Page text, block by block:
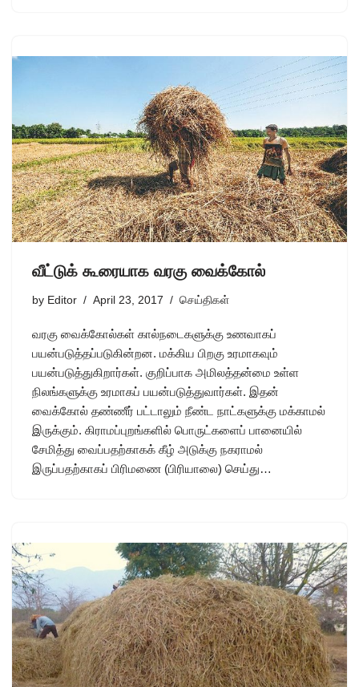
வீட்டுக் கூரையாக வரகு வைக்கோல்
by Editor April 23, 2017 செய்திகள்
வரகு வைக்கோல்கள் கால்நடைகளுக்கு உணவாகப்
பயன்படுத்தப்படுகின்றன. மக்கிய பிறகு உரமாகவும்
பயன்படுத்துகிறார்கள். குறிப்பாக அமிலத்தன்மை உள்ள
நிலங்களுக்கு உரமாகப் பயன்படுத்துவார்கள். இதன்
வைக்கோல் தண்ணீர் பட்டாலும் நீண்ட நாட்களுக்கு மக்காமல்
இருக்கும். கிராமப்புறங்களில் பொருட்களைப் பானையில்
சேமித்து வைப்பதற்காகக் கீழ் அடுக்கு நகராமல்
இருப்பதற்காகப் பிரிமணை (பிரியாலை) செய்து…